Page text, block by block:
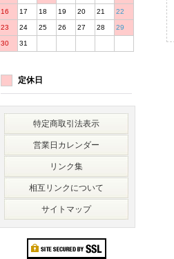
16 17 18 19 20 21 22
23 24 25 26 27 28 29
30 31
定休日
特定商取引法表示
営業日カレンダー
リンク集
相互リンクについて
サイトマップ